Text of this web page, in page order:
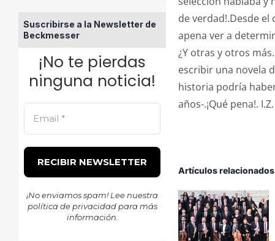
Suscribirse a la Newsletter de
Beckmesser
¡No te pierdas
ninguna noticia!
¡No enviamos spam! Lee nuestra
política de privacidadpara más
información.
de verdad!.Desde el
apena ver a
¿Y otras y otros
escribir una novela
historia podría
años-.¡Qué pena!. I.Z.
Artículos relacionados